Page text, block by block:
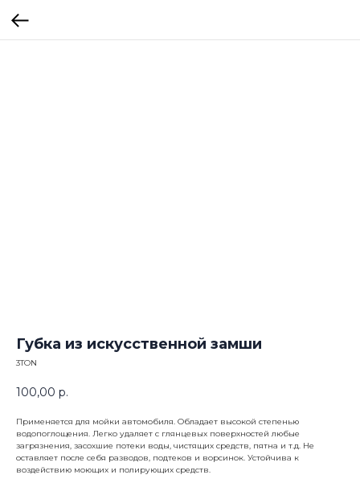
Губка из искусственной замши
3TON
100,00 р.
Применяется для мойки автомобиля. Обладает высокой степенью
водопоглощения. Легко удаляет с глянцевых поверхностей любые
загрязнения, засохшие потеки воды, чистящих средств, пятна и т.д. Не
оставляет после себя разводов, подтеков и ворсинок. Устойчива к
воздействию моющих и полирующих средств.